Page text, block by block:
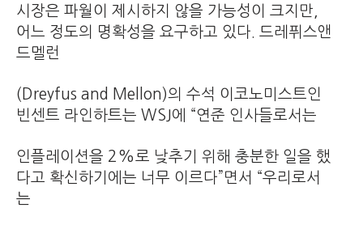
시장은 파월이 제시하지 않을 가능성이 크지만,
어느 정도의 명확성을 요구하고 있다. 드레퓌스앤
드멜런
(Dreyfus and Mellon)의 수석 이코노미스트인
빈센트 라인하트는 WSJ에 “연준 인사들로서는
인플레이션을 2%로 낮추기 위해 충분한 일을 했
다고 확신하기에는 너무 이르다”면서 “우리로서
는